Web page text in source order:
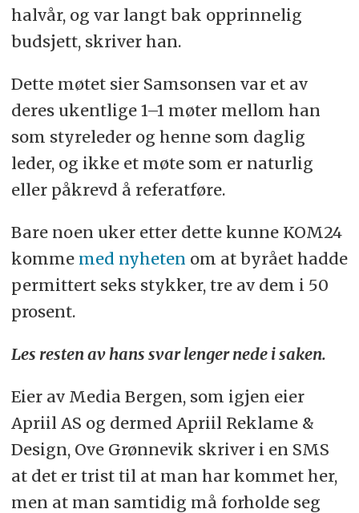
halvår, og var langt bak opprinnelig
budsjett, skriver han.
Dette møtet sier Samsonsen var et av
deres ukentlige 1–1 møter mellom han
som styreleder og henne som daglig
leder, og ikke et møte som er naturlig
eller påkrevd å referatføre.
Bare noen uker etter dette kunne KOM24
komme med nyheten om at byrået hadde
permittert seks stykker, tre av dem i 50
prosent.
Les resten av hans svar lenger nede i saken.
Eier av Media Bergen, som igjen eier
Apriil AS og dermed Apriil Reklame &
Design, Ove Grønnevik skriver i en SMS
at det er trist til at man har kommet her,
men at man samtidig må forholde seg